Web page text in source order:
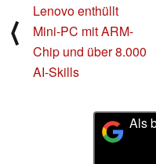
⟨
Lenovo enthüllt
Mini-PC mit ARM-
Chip und über 8.000
AI-Skills
Als